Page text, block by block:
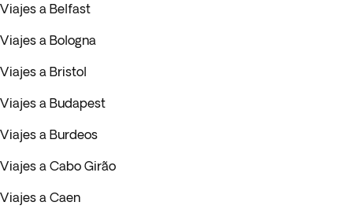
Viajes a Belfast
Viajes a Bologna
Viajes a Bristol
Viajes a Budapest
Viajes a Burdeos
Viajes a Cabo Girão
Viajes a Caen